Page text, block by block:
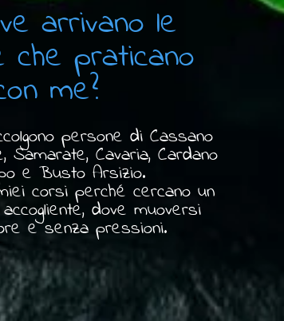
arrivano le
che praticano
me?
persone di Cassano
Samarate, Cavaria, Cardano
e Busto Arsizio.
corsi perché cercano un
accogliente, dove muoversi
e senza pressioni.